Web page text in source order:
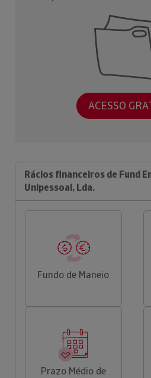
ACESSO
Rácios financeiros de Fund
Unipessoal, Lda.
Fundo de Maneio
Prazo Médio de